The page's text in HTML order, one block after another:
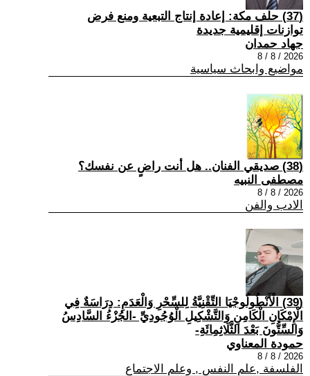
(37) حلف مكة: إعادة إنتاج التبعية ومنع فرض
توازنات إقليمية جديدة
جهاد حمدان
2026 / 8 / 8
مواضيع وابحاث سياسية
(38) صديقي الفنان.. هل أنت راضٍ عن نفسك؟
مصطفى النبيه
2026 / 8 / 8
الادب والفن
(39) الْأَنْطُولُوجْيَا التِّقْنِيَّةُ لِلسِّحْرِ وَالْعَدَمِ: دِرَاسَةٌ فِي
الْإِمْكَانِ الْكَامِنِ وَالتَّشْكِيلِ الْوُجُودِيِّ -الجُزْءُ السَّادِسُ
وَالسِّتُّونَ بَعْدَ الثَّلَاثِمِائَةِ-
حمودة المعناوي
2026 / 8 / 8
الفلسفة ,علم النفس , وعلم الاجتماع